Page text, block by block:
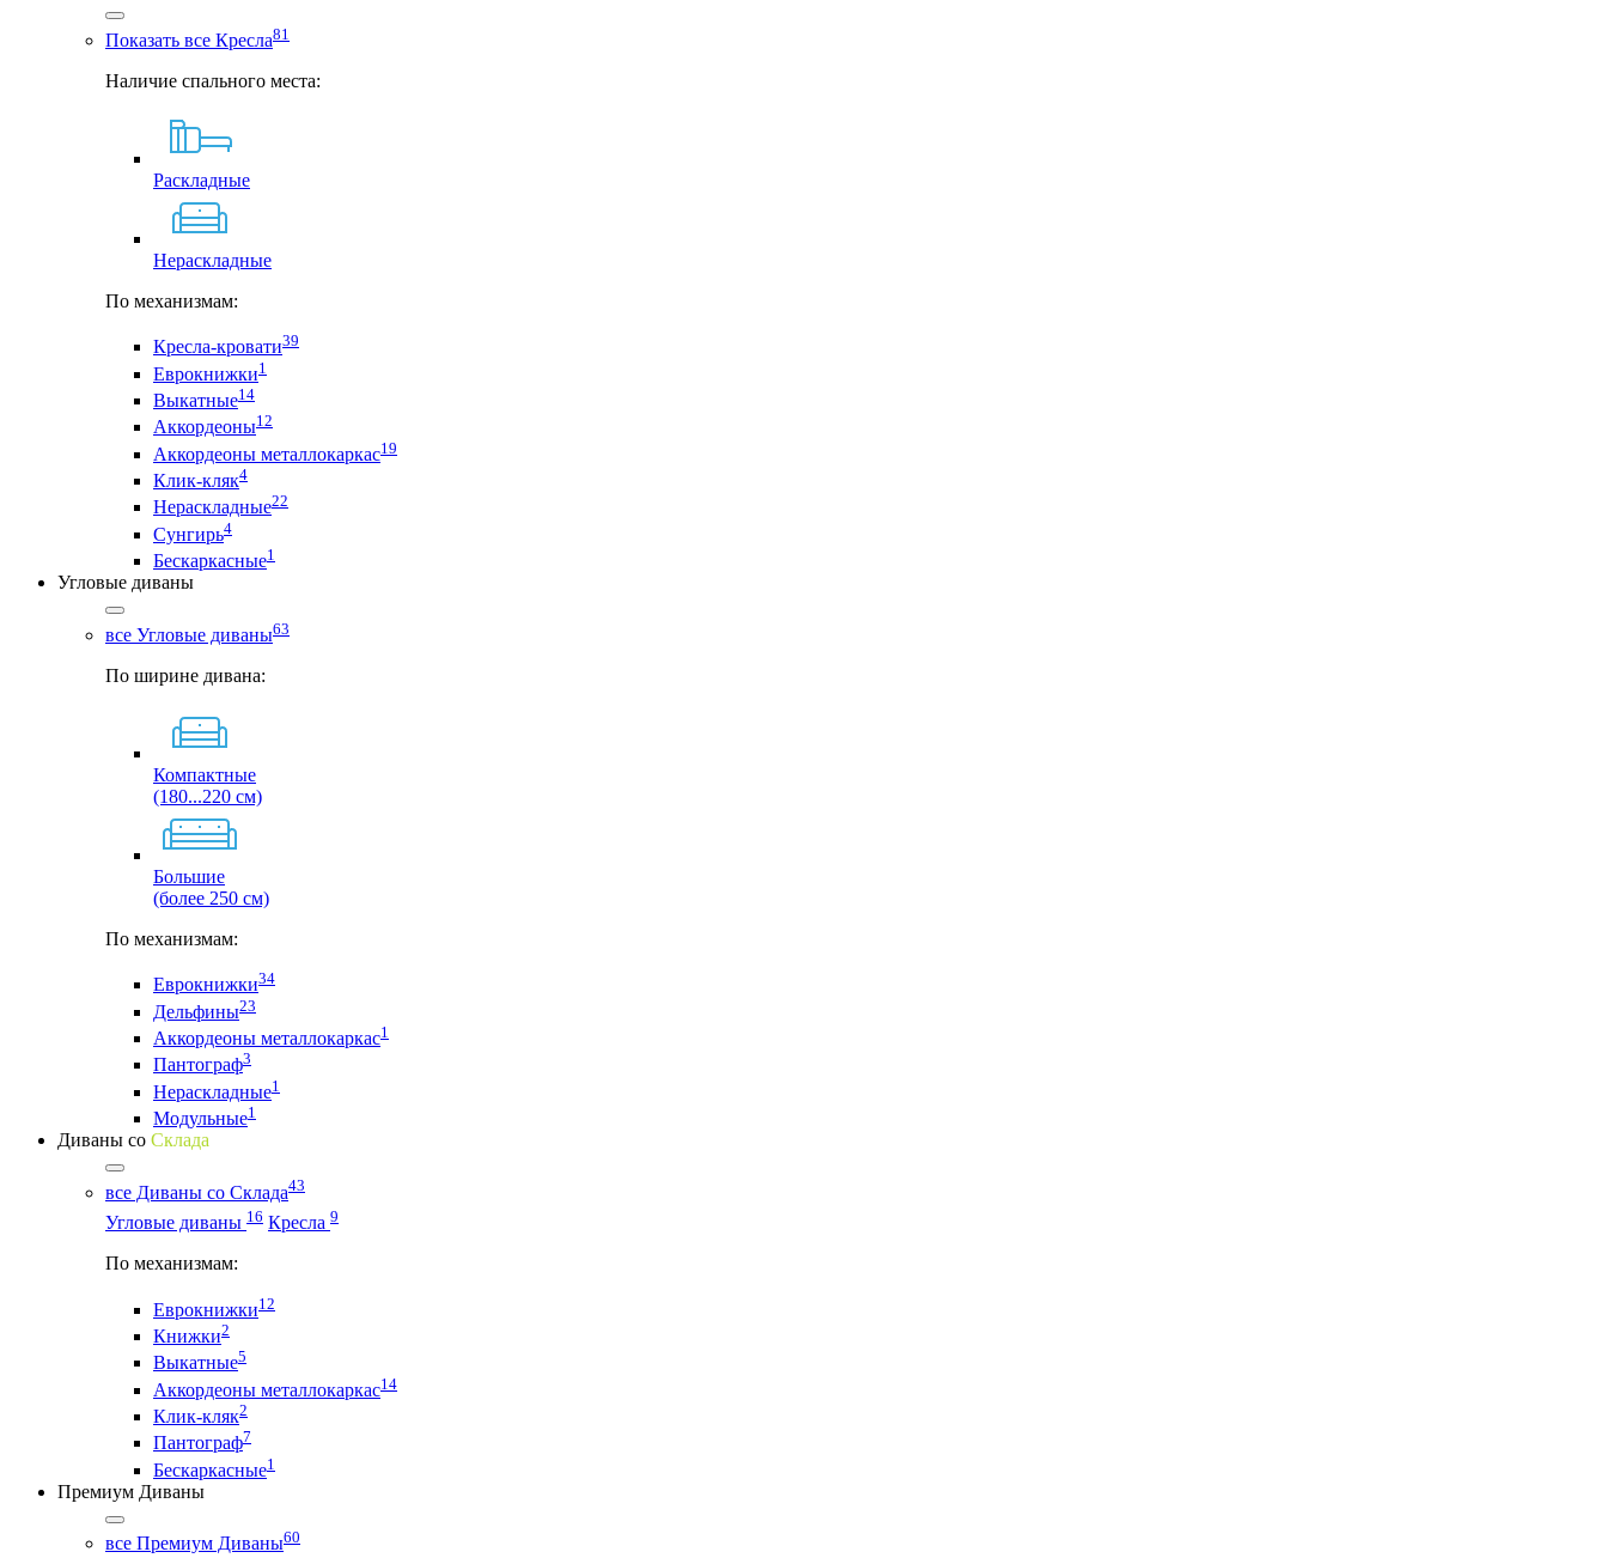
Показать все Кресла81
Наличие спального места:
Раскладные
Нераскладные
По механизмам:
Кресла-кровати39
Еврокнижки1
Выкатные14
Аккордеоны12
Аккордеоны металлокаркас19
Клик-кляк4
Нераскладные22
Сунгирь4
Бескаркасные1
Угловые диваны
все Угловые диваны63
По ширине дивана:
Компактные
(180...220 см)
Большие
(более 250 см)
По механизмам:
Еврокнижки34
Дельфины23
Аккордеоны металлокаркас1
Пантограф3
Нераскладные1
Модульные1
Диваны со Склада
все Диваны со Склада43
Угловые диваны 16 Кресла 9
По механизмам:
Еврокнижки12
Книжки2
Выкатные5
Аккордеоны металлокаркас14
Клик-кляк2
Пантограф7
Бескаркасные1
Премиум Диваны
все Премиум Диваны60